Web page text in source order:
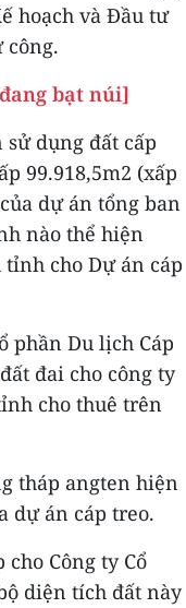
hoạch và Đầu tư
công.
bạt núi]
dụng đất cấp
99.918,5m2 (xấp
dự án tổng ban
nào thể hiện
cho Dự án cáp
phần Du lịch Cáp
đai cho công ty
cho thuê trên
tháp angten hiện
dự án cáp treo.
Công ty Cổ
diện tích đất này